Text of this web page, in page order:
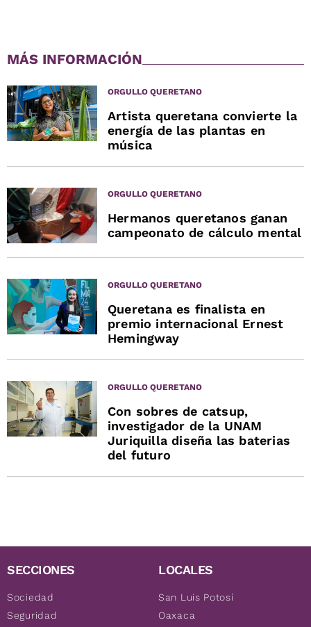
MÁS INFORMACIÓN
ORGULLO QUERETANO
Artista queretana convierte la
energía de las plantas en
música
ORGULLO QUERETANO
Hermanos queretanos ganan
campeonato de cálculo mental
ORGULLO QUERETANO
Queretana es finalista en
premio internacional Ernest
Hemingway
ORGULLO QUERETANO
Con sobres de catsup,
investigador de la UNAM
Juriquilla diseña las baterias
del futuro
SECCIONES
Sociedad
Seguridad
LOCALES
San Luis Potosí
Oaxaca